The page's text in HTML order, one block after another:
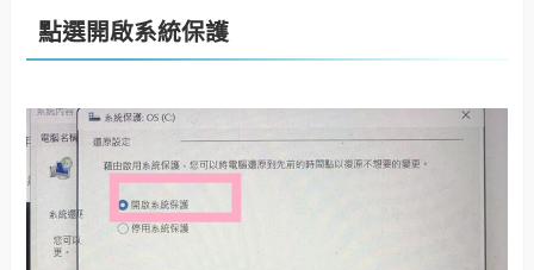
點選開啟系統保護